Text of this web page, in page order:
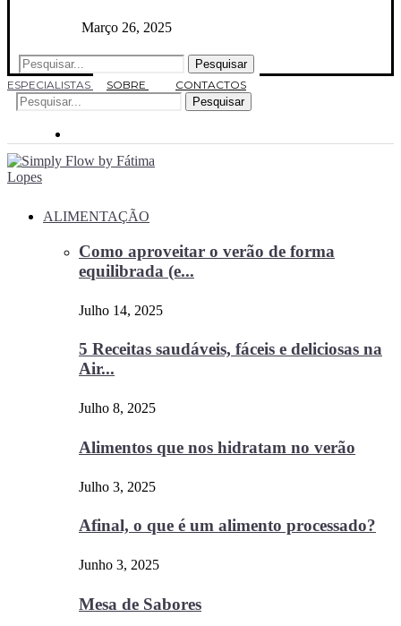
Março 26, 2025
Pesquisar
ESPECIALISTAS
SOBRE
CONTACTOS
Pesquisar
ALIMENTAÇÃO
Como aproveitar o verão de forma
equilibrada (e...
Julho 14, 2025
5 Receitas saudáveis, fáceis e deliciosas na
Air...
Julho 8, 2025
Alimentos que nos hidratam no verão
Julho 3, 2025
Afinal, o que é um alimento processado?
Junho 3, 2025
Mesa de Sabores